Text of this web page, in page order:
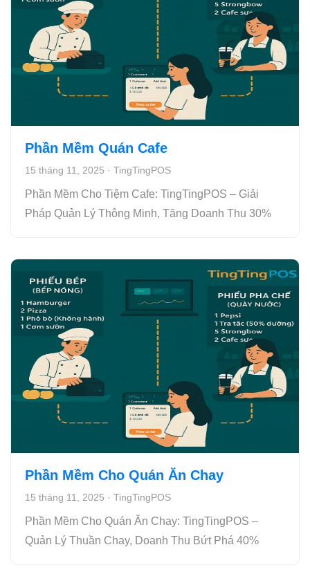
Phần Mềm Quán Cafe
15 tháng 11, 2025 · TingTingPOS
Phần Mềm Cho Tiệm Cafe: TingTingPOS – Giải
Pháp Quản Lý Thông Minh, Tăng Doanh Thu 30%
Phần Mềm Cho Quán Ăn Chay
15 tháng 11, 2025 · TingTingPOS
Phần Mềm Cho Quán Ăn Chay: TingTingPOS –
Quản Lý Thuần Chay, Doanh Thu Bứt Phá 40%